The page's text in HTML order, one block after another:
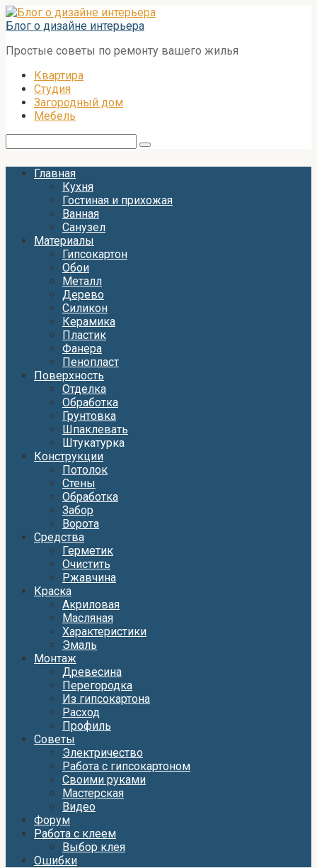
Перейти
к
Блог о дизайне интерьера
Простые советы по ремонту вашего жилья
Квартира
Студия
Загородный дом
Мебель
Главная
Кухня
Гостиная и прихожая
Ванная
Санузел
Материалы
Гипсокартон
Обои
Металл
Дерево
Силикон
Керамика
Пластик
Фанера
Пенопласт
Поверхность
Отделка
Обработка
Грунтовка
Шпаклевать
Штукатурка
Конструкции
Потолок
Стены
Обработка
Забор
Ворота
Средства
Герметик
Очистить
Ржавчина
Краска
Акриловая
Масляная
Характеристики
Эмаль
Монтаж
Древесина
Перегородка
Из гипсокартона
Расход
Профиль
Советы
Электричество
Работа с гипсокартоном
Своими руками
Мастерская
Видео
Форум
Работа с клеем
Выбор клея
Ошибки